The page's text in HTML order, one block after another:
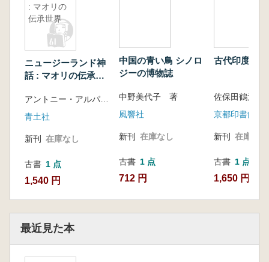
: マオリの
伝承世界
ニュージーランド神
話 : マオリの伝承世
青土社
新刊 在庫なし
古書 1 点
1,540 円
中国の青い鳥 シノロ
ジーの博物誌
中野美代子 著
風響社
新刊 在庫なし
古書 1 点
712 円
古代印度の
佐保田鶴治
京都印書館
新刊 在庫なし
古書 1 点
1,650 円
最近見た本